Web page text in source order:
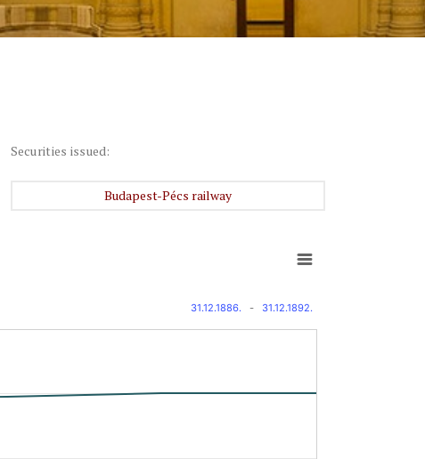
Securities issued:
Budapest-Pécs railway
31.12.1886. - 31.12.1892.